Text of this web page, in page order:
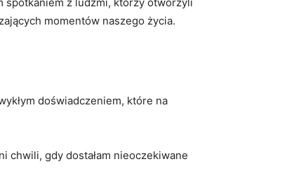
momentów‍ naszego‍ życia.
doświadczeniem,‍ które‌ na
chwili, gdy dostałam ⁢nieoczekiwane